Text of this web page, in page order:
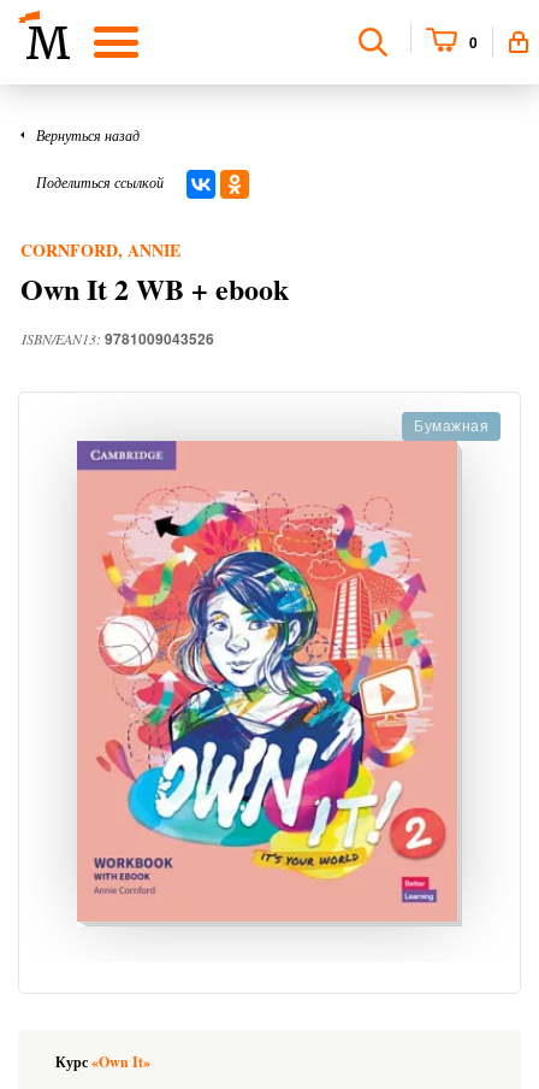
0
Вернуться назад
Поделиться ссылкой
CORNFORD, ANNIE
Own It 2 WB + ebook
ISBN/EAN13: 9781009043526
Бумажная
Курс«Own It»